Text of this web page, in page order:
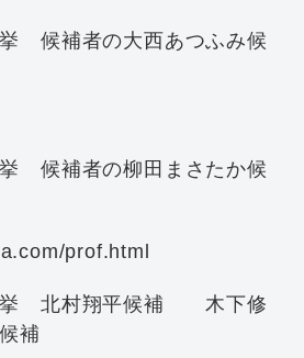
候補者の大西あつふみ候
候補者の柳田まさたか候
prof.html
挙 北村翔平候補 木下修
補